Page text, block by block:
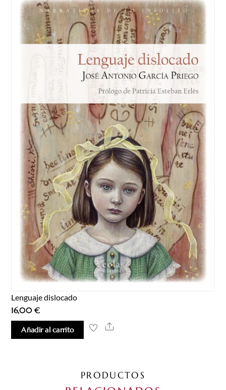
Lenguaje dislocado
16,00€
Añadir al carrito Share
PRODUCTOS